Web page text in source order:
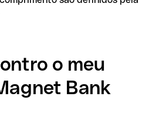
o meu
Bank